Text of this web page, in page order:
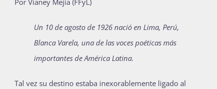
Recursos
Por Vianey Mejía (FFyL)
Un 10 de agosto de 1926 nació en Lima, Perú,
Blanca Varela, una de las voces poéticas más
importantes de América Latina.
Tal vez su destino estaba inexorablemente ligado al